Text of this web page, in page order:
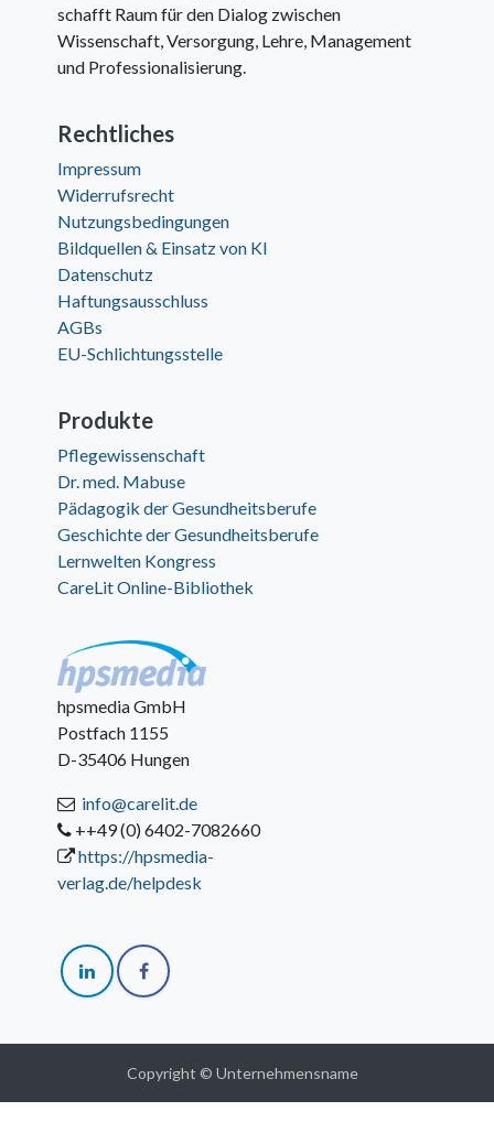
schafft Raum für den Dialog zwischen
Wissenschaft, Versorgung, Lehre, Management
und Professionalisierung.
Rechtliches
Impressum
Widerrufsrecht
Nutzungsbedingungen
Bildquellen & Einsatz von KI
Datenschutz
Haftungsausschluss
AGBs
EU-Schlichtungsstelle
Produkte
Pflegewissenschaft
Dr. med. Mabuse
Pädagogik der Gesundheitsberufe
Geschichte der Gesundheitsberufe
Lernwelten Kongress
CareLit Online-Bibliothek
hpsmedia GmbH
Postfach 1155
D-35406 Hungen
info@carelit.de
++49 (0) 6402-7082660
https://hpsmedia-
verlag.de/helpdesk
Copyright © Unternehmensname